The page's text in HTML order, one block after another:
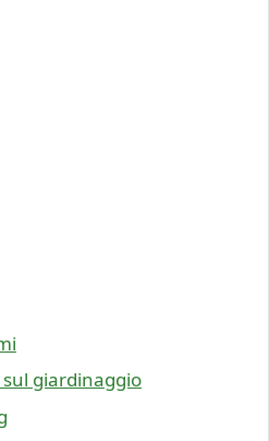
giardinaggio